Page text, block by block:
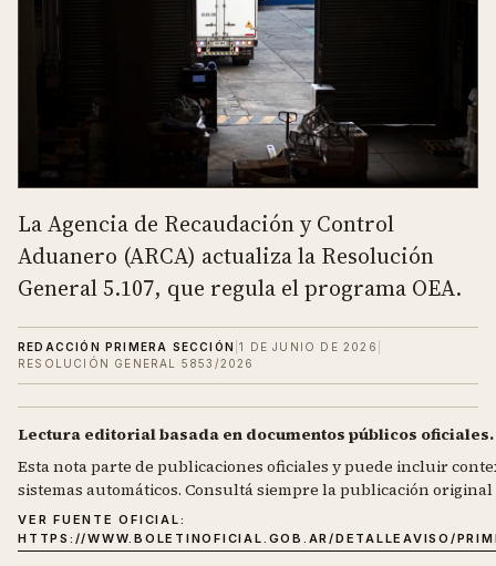
La Agencia de Recaudación y Control
Aduanero (ARCA) actualiza la Resolución
General 5.107, que regula el programa OEA.
REDACCIÓN PRIMERA SECCIÓN |1 DE JUNIO DE 2026
RESOLUCIÓN GENERAL 5853/2026
Lectura editorial basada en documentos públicos oficiales.
Esta nota parte de publicaciones oficiales y puede incluir
sistemas automáticos. Consultá siempre la publicación
VER FUENTE OFICIAL:
HTTPS://WWW.BOLETINOFICIAL.GOB.AR/DETALLEAVISO/